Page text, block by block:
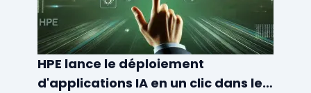
HPE lance le déploiement
d'applications IA en un clic dans le